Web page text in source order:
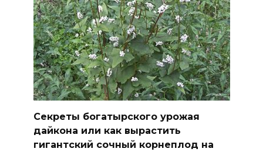
Секреты богатырского урожая
дайкона или как вырастить
гигантский сочный корнеплод на